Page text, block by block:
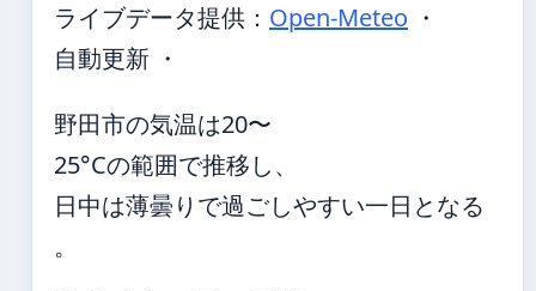
ライブデータ提供： Open-Meteo ・
自動更新 ・
野田市の気温は20〜
25°Cの範囲で推移し、
日中は薄曇りで過ごしやすい一日となる
。